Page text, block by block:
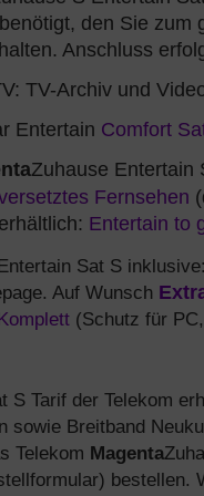
den Sie zum
Anschluss
TV-Archiv und
Entertain Comfort
Zuhause Entertain
Fernsehen
Entertain to
Sat S
Auf Wunsch
(Schutz für
S Tarif der Telekom
sowie Breitband
Telekom Magenta
bestellen.